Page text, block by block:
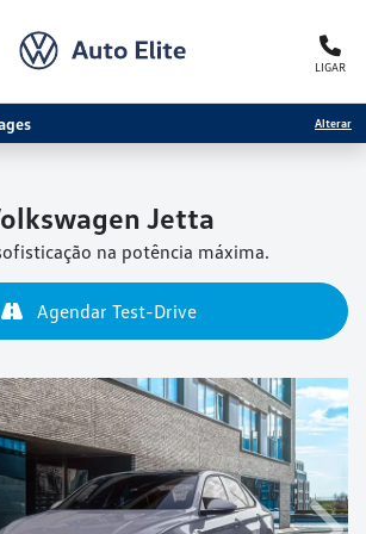
LIGAR
Alterar
Jetta
na potência máxima.
Agendar Test-Drive